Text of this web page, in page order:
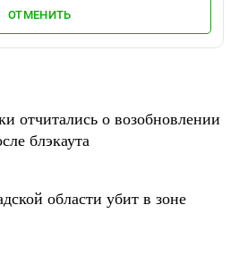
ОТМЕНИТЬ
отчитались о возобновлении
блэкаута
области убит в зоне